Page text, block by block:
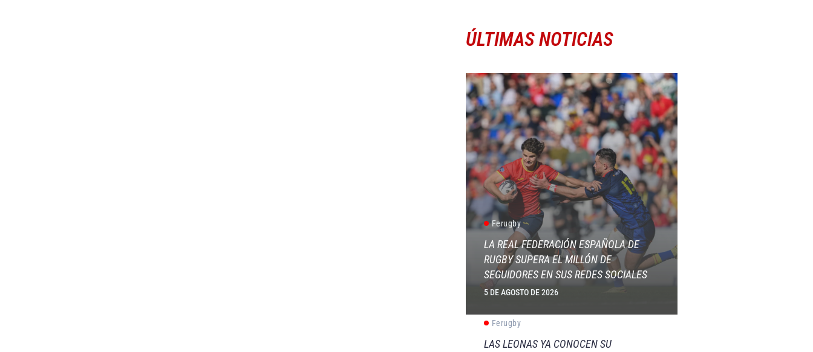
ÚLTIMAS NOTICIAS
Ferugby
LA REAL FEDERACIÓN ESPAÑOLA DE
RUGBY SUPERA EL MILLÓN DE
SEGUIDORES EN SUS REDES SOCIALES
5 DE AGOSTO DE 2026
Ferugby
LAS LEONAS YA CONOCEN SU